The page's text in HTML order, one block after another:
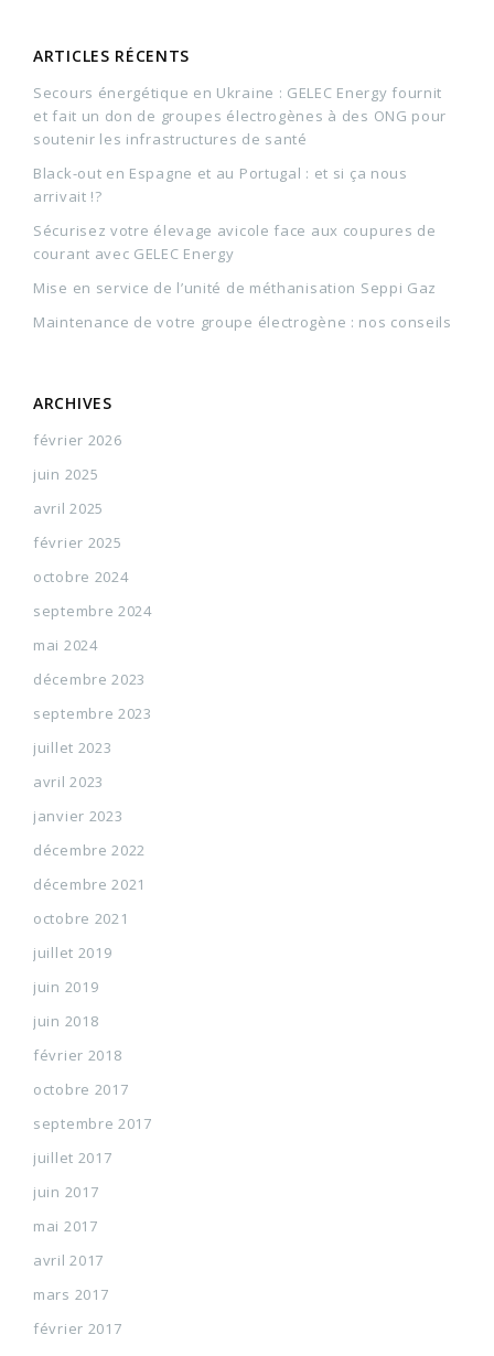
ARTICLES RÉCENTS
Secours énergétique en Ukraine : GELEC Energy fournit
et fait un don de groupes électrogènes à des ONG pour
soutenir les infrastructures de santé
Black-out en Espagne et au Portugal : et si ça nous
arrivait !?
Sécurisez votre élevage avicole face aux coupures de
courant avec GELEC Energy
Mise en service de l’unité de méthanisation Seppi Gaz
Maintenance de votre groupe électrogène : nos conseils
ARCHIVES
février 2026
juin 2025
avril 2025
février 2025
octobre 2024
septembre 2024
mai 2024
décembre 2023
septembre 2023
juillet 2023
avril 2023
janvier 2023
décembre 2022
décembre 2021
octobre 2021
juillet 2019
juin 2019
juin 2018
février 2018
octobre 2017
septembre 2017
juillet 2017
juin 2017
mai 2017
avril 2017
mars 2017
février 2017